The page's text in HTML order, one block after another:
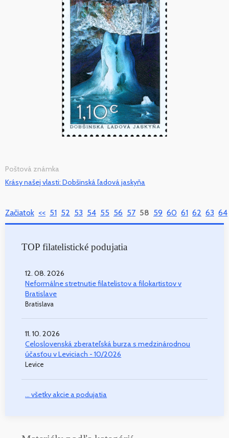
Poštová známka
Krásy našej vlasti: Dobšinská ľadová jaskyňa
Začiatok << 51 52 53 54 55 56 57 58 59 60 61 62 63 64
TOP filatelistické podujatia
12. 08. 2026
Neformálne stretnutie filatelistov a filokartistov v
Bratislave
Bratislava
11. 10. 2026
Celoslovenská zberateľská burza s medzinárodnou
účasťou v Leviciach - 10/2026
Levice
... všetky akcie a podujatia